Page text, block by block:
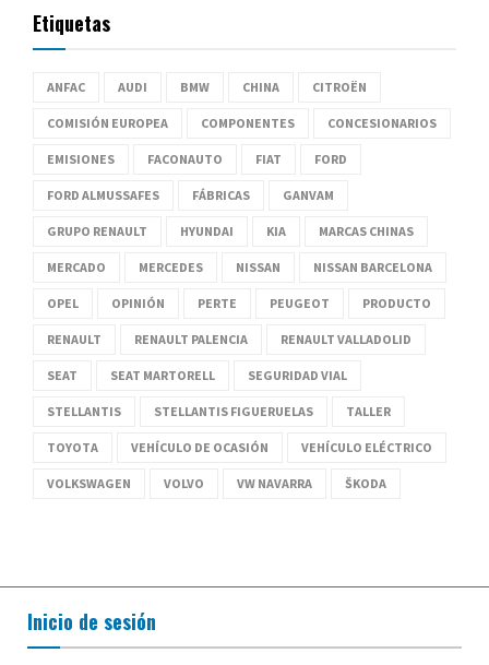
Etiquetas
ANFAC AUDI BMW CHINA CITROËN
COMISIÓN EUROPEA COMPONENTES CONCESIONARIOS
EMISIONES FACONAUTO FIAT FORD
FORD ALMUSSAFES FÁBRICAS GANVAM
GRUPO RENAULT HYUNDAI KIA MARCAS CHINAS
MERCADO MERCEDES NISSAN NISSAN BARCELONA
OPEL OPINIÓN PERTE PEUGEOT PRODUCTO
RENAULT RENAULT PALENCIA RENAULT VALLADOLID
SEAT SEAT MARTORELL SEGURIDAD VIAL
STELLANTIS STELLANTIS FIGUERUELAS TALLER
TOYOTA VEHÍCULO DE OCASIÓN VEHÍCULO ELÉCTRICO
VOLKSWAGEN VOLVO VW NAVARRA ŠKODA
Inicio de sesión